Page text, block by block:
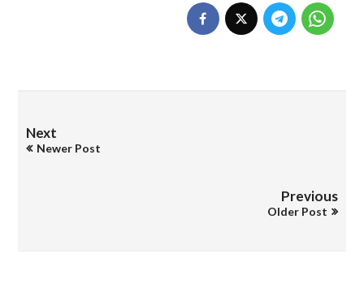
Next
Newer Post
Previous
Older Post